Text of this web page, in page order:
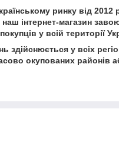
ринку від 2012
інтернет-магазин
у всій території
здійснюється у всіх
окупованих районів